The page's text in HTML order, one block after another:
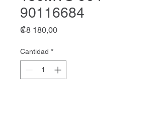
90116684
₡8 180,00Precio
Cantidad *